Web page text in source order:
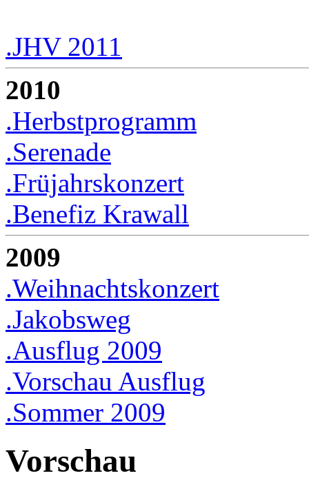
.JHV 2011
2010
.Herbstprogramm
.Serenade
.Früjahrskonzert
.Benefiz Krawall
2009
.Weihnachtskonzert
.Jakobsweg
.Ausflug 2009
.Vorschau Ausflug
.Sommer 2009
Vorschau